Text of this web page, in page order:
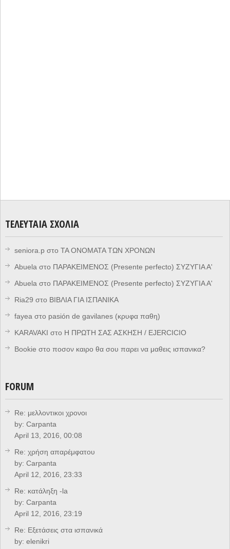
ΤΕΛΕΥΤΑΊΑ ΣΧΌΛΙΑ
seniora.p στο ΤΑ ΟΝΟΜΑΤΑ ΤΩΝ ΧΡΟΝΩΝ
Abuela στο ΠΑΡΑΚΕΙΜΕΝΟΣ (Presente perfecto) ΣΥΖΥΓΙΑ Α'
Abuela στο ΠΑΡΑΚΕΙΜΕΝΟΣ (Presente perfecto) ΣΥΖΥΓΙΑ Α'
Ria29 στο ΒΙΒΛΙΑ ΓΙΑ ΙΣΠΑΝΙΚΑ
fayea στο pasión de gavilanes (κρυφα παθη)
KARAVAKI στο Η ΠΡΩΤΗ ΣΑΣ ΑΣΚΗΣΗ / EJERCICIO
Bookie στο ποσον καιρο θα σου παρει να μαθεις ισπανικα?
FORUM
Re: μελλοντικοι χρονοι
by: Carpanta
April 13, 2016, 00:08
Re: χρήση απαρέμφατου
by: Carpanta
April 12, 2016, 23:33
Re: κατάληξη -la
by: Carpanta
April 12, 2016, 23:19
Re: Eξετάσεις στα ισπανικά
by: elenikri